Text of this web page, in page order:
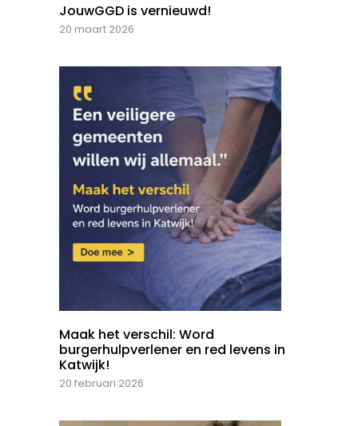
JouwGGD is vernieuwd!
20 maart 2026
Maak het verschil: Word
burgerhulpverlener en red levens in
Katwijk!
20 februari 2026